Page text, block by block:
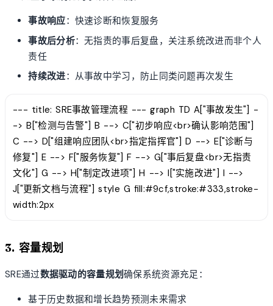
事故响应：快速诊断和恢复服务
事故后分析：无指责的事后复盘，关注系统改进而非个人
责任
持续改进：从事故中学习，防止同类问题再次发生
--- title: SRE事故管理流程 --- graph TD A["事故发生"] -
-> B["检测与告警"] B --> C["初步响应<br>确认影响范围"]
C --> D["组建响应团队<br>指定指挥官"] D --> E["诊断与
修复"] E --> F["服务恢复"] F --> G["事后复盘<br>无指责
文化"] G --> H["制定改进项"] H --> I["实施改进"] I -->
J["更新文档与流程"] style G fill:#9cf,stroke:#333,stroke-
width:2px
3. 容量规划
SRE通过数据驱动的容量规划确保系统资源充足：
基于历史数据和增长趋势预测未来需求